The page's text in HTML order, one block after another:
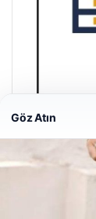
Enes
Göz Atın